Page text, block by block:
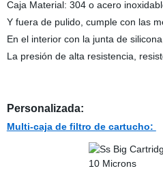
Caja Material: 304 o acero
Y fuera de pulido, cumple con las
En el interior con la junta de
La presión de alta resistencia,
Personalizada:
Multi-caja de filtro de cartucho: